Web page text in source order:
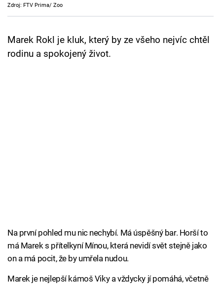
Cool Esport
Pořady
TV Program
Zdroj: FTV Prima/ Zoo
Marek Rokl je kluk, který by ze všeho nejvíc chtěl
rodinu a spokojený život.
Na první pohled mu nic nechybí. Má úspěšný bar. Horší to
má Marek s přítelkyní Mínou, která nevidí svět stejně jako
on a má pocit, že by umřela nudou.
Marek je nejlepší kámoš Viky a vždycky jí pomáhá, včetně